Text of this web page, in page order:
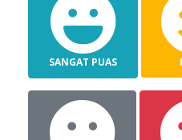
SANGAT PUAS